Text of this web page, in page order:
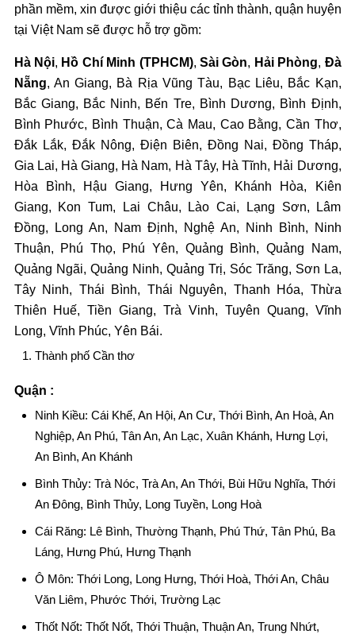
phần mềm, xin được giới thiệu các tỉnh thành, quận huyện
tại Việt Nam sẽ được hỗ trợ gồm:
Hà Nội, Hồ Chí Minh (TPHCM), Sài Gòn, Hải Phòng, Đà
Nẵng, An Giang, Bà Rịa Vũng Tàu, Bạc Liêu, Bắc Kạn,
Bắc Giang, Bắc Ninh, Bến Tre, Bình Dương, Bình Định,
Bình Phước, Bình Thuận, Cà Mau, Cao Bằng, Cần Thơ,
Đắk Lắk, Đắk Nông, Điện Biên, Đồng Nai, Đồng Tháp,
Gia Lai, Hà Giang, Hà Nam, Hà Tây, Hà Tĩnh, Hải Dương,
Hòa Bình, Hậu Giang, Hưng Yên, Khánh Hòa, Kiên
Giang, Kon Tum, Lai Châu, Lào Cai, Lạng Sơn, Lâm
Đồng, Long An, Nam Định, Nghệ An, Ninh Bình, Ninh
Thuận, Phú Thọ, Phú Yên, Quảng Bình, Quảng Nam,
Quảng Ngãi, Quảng Ninh, Quảng Trị, Sóc Trăng, Sơn La,
Tây Ninh, Thái Bình, Thái Nguyên, Thanh Hóa, Thừa
Thiên Huế, Tiền Giang, Trà Vinh, Tuyên Quang, Vĩnh
Long, Vĩnh Phúc, Yên Bái.
Thành phố Cần thơ
Quận :
Ninh Kiều: Cái Khế, An Hội, An Cư, Thới Bình, An Hoà, An
Nghiệp, An Phú, Tân An, An Lạc, Xuân Khánh, Hưng Lợi,
An Bình, An Khánh
Bình Thủy: Trà Nóc, Trà An, An Thới, Bùi Hữu Nghĩa, Thới
An Đông, Bình Thủy, Long Tuyền, Long Hoà
Cái Răng: Lê Bình, Thường Thạnh, Phú Thứ, Tân Phú, Ba
Láng, Hưng Phú, Hưng Thạnh
Ô Môn: Thới Long, Long Hưng, Thới Hoà, Thới An, Châu
Văn Liêm, Phước Thới, Trường Lạc
Thốt Nốt: Thốt Nốt, Thới Thuận, Thuận An, Trung Nhứt,